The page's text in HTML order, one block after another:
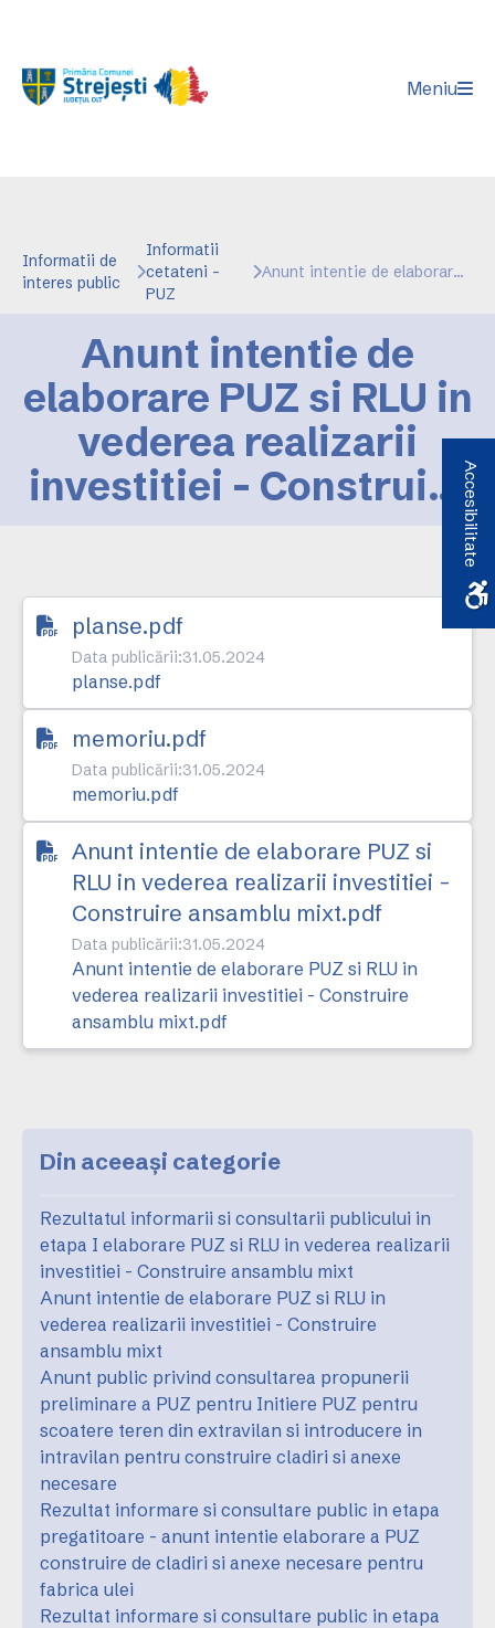
Meniu
Informatii de
interes public
Informatii
cetateni -
PUZ
Anunt intentie de elaborare PUZ si RLU in vederea realizarii investitiei - Construire ansamblu mixt
Anunt intentie de
elaborare PUZ si RLU in
vederea realizarii
investitiei - Construire
planse.pdf
Data publicării:31.05.2024
planse.pdf
memoriu.pdf
Data publicării:31.05.2024
memoriu.pdf
Anunt intentie de elaborare PUZ si
RLU in vederea realizarii investitiei -
Construire ansamblu mixt.pdf
Data publicării:31.05.2024
Anunt intentie de elaborare PUZ si RLU in
vederea realizarii investitiei - Construire
ansamblu mixt.pdf
Din aceeași categorie
Rezultatul informarii si consultarii publicului in
etapa I elaborare PUZ si RLU in vederea realizarii
investitiei - Construire ansamblu mixt
Anunt intentie de elaborare PUZ si RLU in
vederea realizarii investitiei - Construire
ansamblu mixt
Anunt public privind consultarea propunerii
preliminare a PUZ pentru Initiere PUZ pentru
scoatere teren din extravilan si introducere in
intravilan pentru construire cladiri si anexe
necesare
Rezultat informare si consultare public in etapa
pregatitoare - anunt intentie elaborare a PUZ
construire de cladiri si anexe necesare pentru
fabrica ulei
Rezultat informare si consultare public in etapa
Accesibilitate